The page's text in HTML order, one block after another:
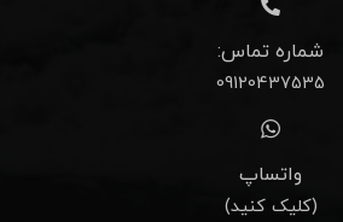
شماره تماس:
09120437535
واتساپ
(کلیک کنید)